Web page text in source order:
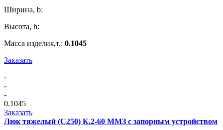
Ширина, b:
Высота, h:
Масса изделия,т.: 0.1045
Заказать
-
-
-
0.1045
Заказать
Люк тяжелый (С250) К.2-60 ММЗ с запорным устройством